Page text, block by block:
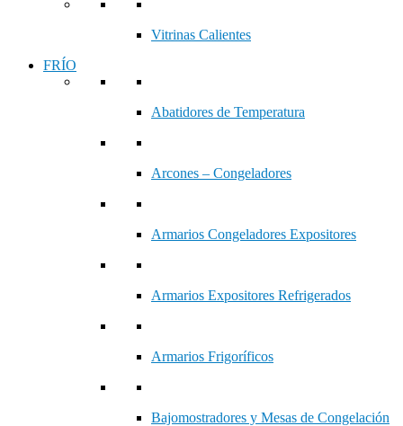
Vitrinas Calientes
FRÍO
Abatidores de Temperatura
Arcones – Congeladores
Armarios Congeladores Expositores
Armarios Expositores Refrigerados
Armarios Frigoríficos
Bajomostradores y Mesas de Congelación